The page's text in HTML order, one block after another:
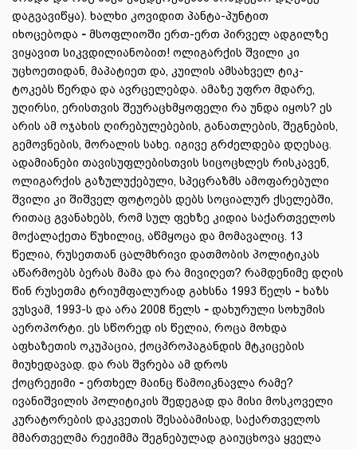
დაგვავიწყა). ხალხი კოვიდით პანტა-პუნტით
იხოცებოდა - მსოფლიოში ერთ-ერთ პირველ ადგილზე
ვიყავით სიკვდილიანობით! ოლიგარქის შვილი კი
უცხოეთიდან, მაპატიეთ და, კუილის ამსახველ ტიკ-
ტოკებს წერდა და ავრცელებდა. ამაზე უფრო მდარე,
უღირსი, ერისთვის შეურაცხმყოფელი რა უნდა იყოს? ეს
არის ამ ოჯახის ღირებულებების, განათლების, შეგნების,
გემოვნების, მორალის სახე. იგივე გრძელდება დღესაც.
ადამიანები თავისუფლებისთვის სიცოცხლეს რისკავენ,
ოლიგარქის გაზულუქებული, სპეცრაზმს ამოფარებული
შვილი კი შიშველ ფოტოებს დებს სოციალურ ქსელებში,
რითაც გვანახებს, რომ სულ ფეხზე კიდია საქართველოს
მოქალაქეთა წუხილიც, აწმყოცა და მომავალიც. 13
წელია, რუსეთთან ცალმხრივი დათმობის პოლიტიკას
აწარმოებს ბერას მამა და რა მივიღეთ? რამდენიმე დღის
წინ რუსეთმა ტრიუმფალურად გახსნა 1993 წელს - ხაზს
ვუსვამ, 1993-ს და არა 2008 წელს - დახურული სოხუმის
აეროპორტი. ეს სწორედ ის წელია, როცა მოხდა
აფხაზეთის ოკუპაცია, ქოცპროპაგანდის მტკიცების
მიუხედავად. და რას შვრება ამ დროს
ქოცრეჟიმი - ერთხელ მაინც წამოიკნავლა რამე?
ივანიშვილის პოლიტიკის შედეგად და მისი მოსკოველი
კურატორების დაკვეთის შესაბამისად, საქართველოს
მმართველმა რეჟიმმა შეგნებულად გაიუცხოვა ყველა